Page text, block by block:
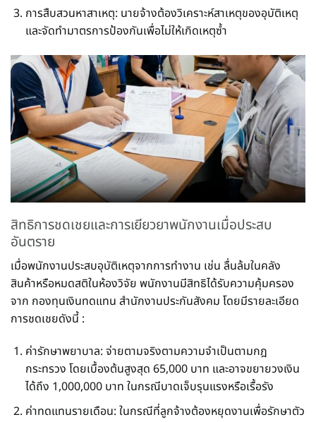
การสืบสวนหาสาเหตุ: นายจ้างต้องวิเคราะห์สาเหตุของอุบัติเหตุ
และจัดทำมาตรการป้องกันเพื่อไม่ให้เกิดเหตุซ้ำ
สิทธิการชดเชยและการเยียวยาพนักงานเมื่อประสบ
อันตราย
เมื่อพนักงานประสบอุบัติเหตุจากการทำงาน เช่น ลื่นล้มในคลัง
สินค้าหรือหมดสติในห้องวิจัย พนักงานมีสิทธิได้รับความคุ้มครอง
จาก กองทุนเงินทดแทน สำนักงานประกันสังคม โดยมีรายละเอียด
การชดเชยดังนี้ :
ค่ารักษาพยาบาล: จ่ายตามจริงตามความจำเป็นตามกฎ
กระทรวง โดยเบื้องต้นสูงสุด 65,000 บาท และอาจขยายวงเงิน
ได้ถึง 1,000,000 บาท ในกรณีบาดเจ็บรุนแรงหรือเรื้อรัง
ค่าทดแทนรายเดือน: ในกรณีที่ลูกจ้างต้องหยุดงานเพื่อรักษาตัว